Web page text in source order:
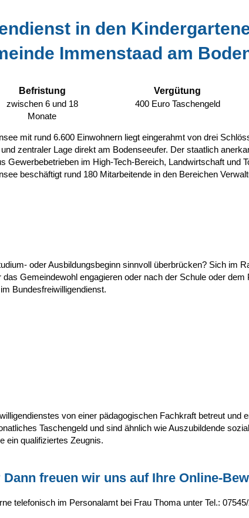
in den
Immenstaad am
Befristung
zwischen 6 und 18
Monate
Vergütung
400 Euro Taschengeld
mit rund 6.600 Einwohnern liegt eingerahmt von drei
zentraler Lage direkt am Bodenseeufer. Der staatlich
Gewerbebetrieben im High-Tech-Bereich, Landwirtschaft und
beschäftigt rund 180 Mitarbeitende in den Bereichen
oder Ausbildungsbeginn sinnvoll überbrücken? Sich im
Gemeindewohl engagieren oder nach der Schule oder
Bundesfreiwilligendienst.
von einer pädagogischen Fachkraft betreut und
Taschengeld und sind ähnlich wie Auszubildende
ein qualifiziertes Zeugnis.
freuen wir uns auf Ihre Online-
telefonisch im Personalamt bei Frau Thoma unter Tel.: